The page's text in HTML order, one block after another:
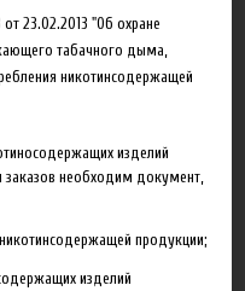
Отзывы
23.02.2013 "Об охране
табачного дыма,
никотинсодержащей
изделий
заказов необходим документ,
продукции;
изделий